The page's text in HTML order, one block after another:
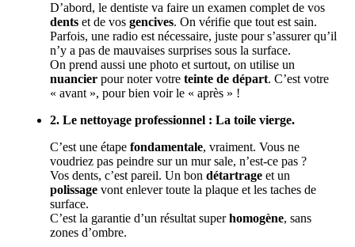
D’abord, le dentiste va faire un examen complet de vos
dents et de vos gencives. On vérifie que tout est sain.
Parfois, une radio est nécessaire, juste pour s’assurer qu’il
n’y a pas de mauvaises surprises sous la surface.
On prend aussi une photo et surtout, on utilise un
nuancier pour noter votre teinte de départ. C’est votre
« avant », pour bien voir le « après » !
2. Le nettoyage professionnel : La toile vierge.
C’est une étape fondamentale, vraiment. Vous ne
voudriez pas peindre sur un mur sale, n’est-ce pas ?
Vos dents, c’est pareil. Un bon détartrage et un
polissage vont enlever toute la plaque et les taches de
surface.
C’est la garantie d’un résultat superhomogène, sans
zones d’ombre.